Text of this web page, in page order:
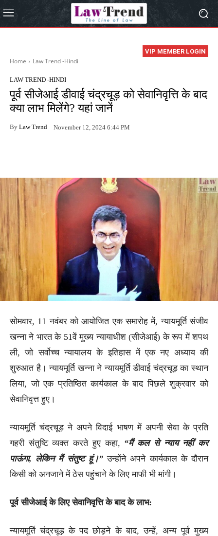
VIP MEMBER LOGIN
Home Law Trend -Hindi
LAW TREND -HINDI
पूर्व सीजेआई डीवाई चंद्रचूड़ को सेवानिवृत्ति के बाद
क्या लाभ मिलेंगे? यहां जानें
By Law Trend November 12, 2024 6:44 PM
सोमवार, 11 नवंबर को आयोजित एक समारोह में, न्यायमूर्ति संजीव
खन्ना ने भारत के 51वें मुख्य न्यायाधीश (सीजेआई) के रूप में शपथ
ली, जो सर्वोच्च न्यायालय के इतिहास में एक नए अध्याय की
शुरुआत है। न्यायमूर्ति खन्ना ने न्यायमूर्ति डीवाई चंद्रचूड़ का स्थान
लिया, जो एक प्रतिष्ठित कार्यकाल के बाद पिछले शुक्रवार को
सेवानिवृत्त हुए।
न्यायमूर्ति चंद्रचूड़ ने अपने विदाई भाषण में अपनी सेवा के प्रति
गहरी संतुष्टि व्यक्त करते हुए कहा, “मैं कल से न्याय नहीं कर
पाऊंगा, लेकिन मैं संतुष्ट हूं।”उन्होंने अपने कार्यकाल के दौरान
किसी को अनजाने में ठेस पहुंचाने के लिए माफी भी मांगी।
पूर्व सीजेआई के लिए सेवानिवृत्ति के बाद के लाभ:
न्यायमूर्ति चंद्रचूड़ के पद छोड़ने के बाद, उन्हें, अन्य पूर्व मुख्य